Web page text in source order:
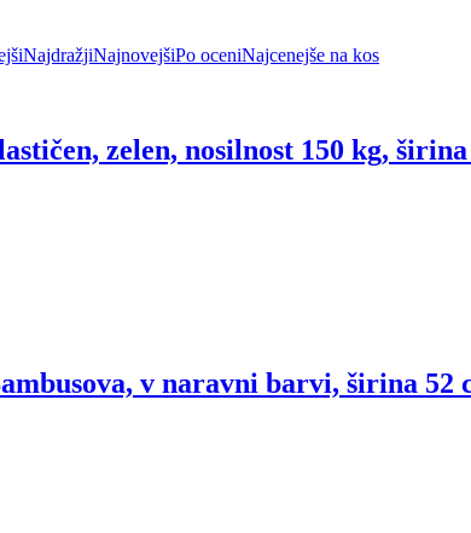
NajdražjiNajnovejšiPo oceniNajcenejše na kos
zelen, nosilnost 150 kg,
v naravni barvi, širina 52